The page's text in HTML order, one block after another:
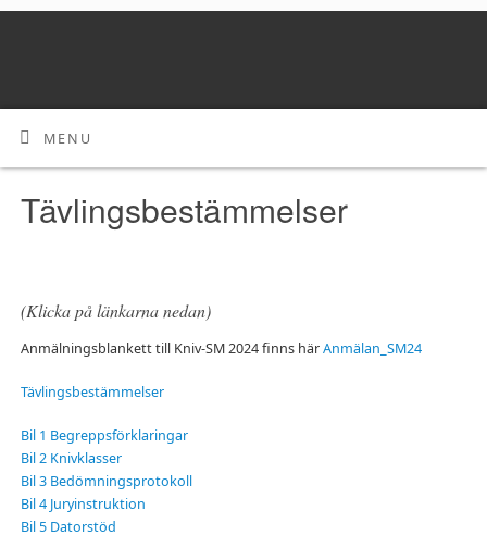
MENU
Tävlingsbestämmelser
(Klicka på länkarna nedan)
Anmälningsblankett till Kniv-SM 2024 finns härAnmälan_SM24
Tävlingsbestämmelser
Bil 1 Begreppsförklaringar
Bil 2 Knivklasser
Bil 3 Bedömningsprotokoll
Bil 4 Juryinstruktion
Bil 5 Datorstöd